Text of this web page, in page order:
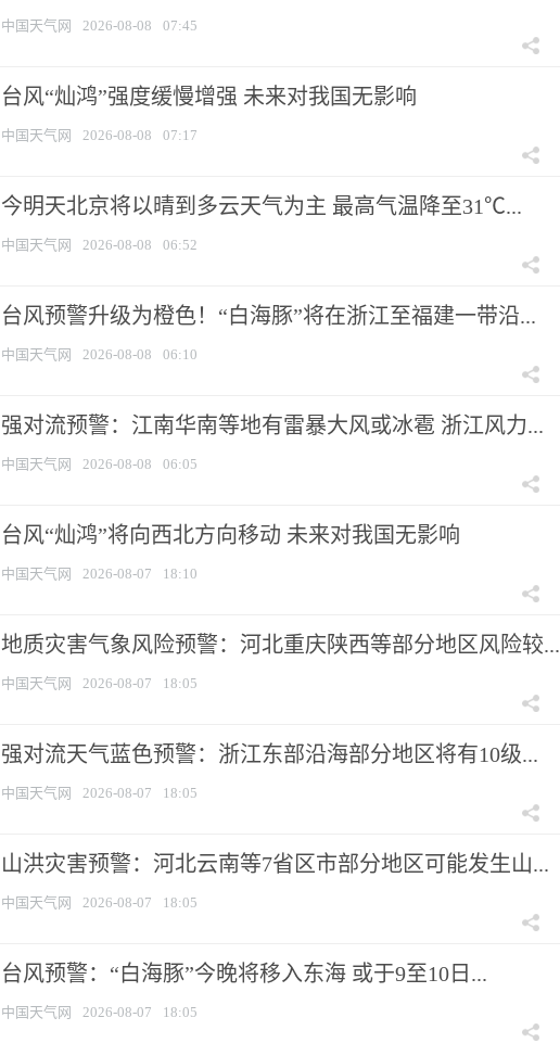
中国天气网 2026-08-08 07:45
台风“灿鸿”强度缓慢增强 未来对我国无影响
中国天气网 2026-08-08 07:17
今明天北京将以晴到多云天气为主 最高气温降至31℃...
中国天气网 2026-08-08 06:52
台风预警升级为橙色！“白海豚”将在浙江至福建一带沿...
中国天气网 2026-08-08 06:10
强对流预警：江南华南等地有雷暴大风或冰雹 浙江风力...
中国天气网 2026-08-08 06:05
台风“灿鸿”将向西北方向移动 未来对我国无影响
中国天气网 2026-08-07 18:10
地质灾害气象风险预警：河北重庆陕西等部分地区风险较...
中国天气网 2026-08-07 18:05
强对流天气蓝色预警：浙江东部沿海部分地区将有10级...
中国天气网 2026-08-07 18:05
山洪灾害预警：河北云南等7省区市部分地区可能发生山...
中国天气网 2026-08-07 18:05
台风预警：“白海豚”今晚将移入东海 或于9至10日...
中国天气网 2026-08-07 18:05